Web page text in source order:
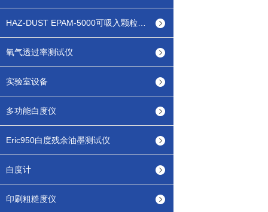
氧气透过率测试仪
实验室设备
多功能白度仪
Eric950白度残余油墨测试仪
白度计
印刷粗糙度仪